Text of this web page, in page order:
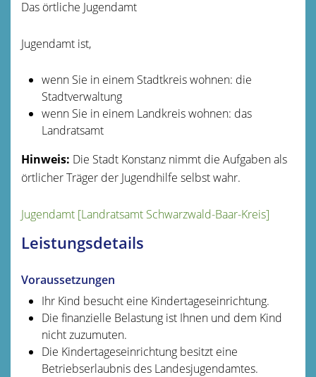
Das örtliche Jugendamt
Jugendamt ist,
wenn Sie in einem Stadtkreis wohnen: die
Stadtverwaltung
wenn Sie in einem Landkreis wohnen: das
Landratsamt
Hinweis: Die Stadt Konstanz nimmt die Aufgaben als
örtlicher Träger der Jugendhilfe selbst wahr.
Jugendamt [Landratsamt Schwarzwald-Baar-Kreis]
Leistungsdetails
Voraussetzungen
Ihr Kind besucht eine Kindertageseinrichtung.
Die finanzielle Belastung ist Ihnen und dem Kind
nicht zuzumuten.
Die Kindertageseinrichtung besitzt eine
Betriebserlaubnis des Landesjugendamtes.